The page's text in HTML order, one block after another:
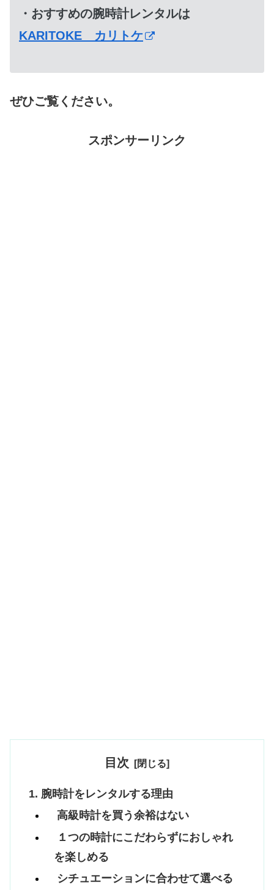
・おすすめの腕時計レンタルは
KARITOKE カリトケ
ぜひご覧ください。
スポンサーリンク
目次
腕時計をレンタルする理由
高級時計を買う余裕はない
１つの時計にこだわらずにおしゃれ
を楽しめる
シチュエーションに合わせて選べる